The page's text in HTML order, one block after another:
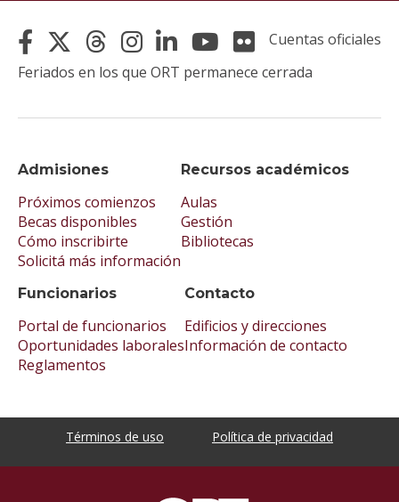
Admisiones
Próximos comienzos
Becas disponibles
Cómo inscribirte
Solicitá más información
Recursos académicos
Aulas
Gestión
Bibliotecas
Funcionarios
Portal de funcionarios
Oportunidades laborales
Reglamentos
Contacto
Edificios y direcciones
Información de contacto
Cuentas oficiales
Feriados en los que ORT permanece cerrada
Términos de uso Política de privacidad